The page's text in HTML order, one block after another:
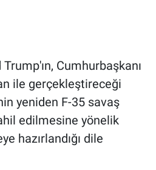
Cumhurbaşkanı
ile gerçekleştireceği
yeniden F-35 savaş
edilmesine yönelik
hazırlandığı dile